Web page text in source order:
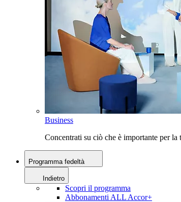
Business
Concentrati su ciò che è importante per
Programma fedeltà
Indietro
Scopri il programma
Abbonamenti ALL Accor+